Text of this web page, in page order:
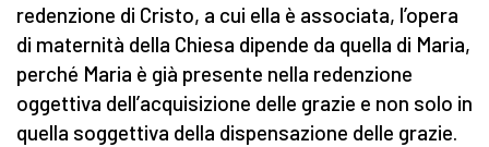
redenzione di Cristo, a cui ella è associata, l’opera
di maternità della Chiesa dipende da quella di Maria,
perché Maria è già presente nella redenzione
oggettiva dell’acquisizione delle grazie e non solo in
quella soggettiva della dispensazione delle grazie.